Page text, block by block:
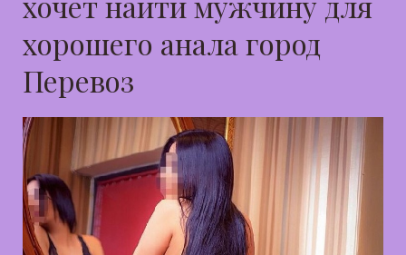
хорошего анала город
Перевоз